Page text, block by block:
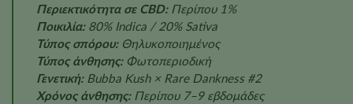
Περιεκτικότητα σε CBD:Περίπου 1%
Ποικιλία:80% Indica / 20% Sativa
Τύπος σπόρου:Θηλυκοποιημένος
Τύπος άνθησης:Φωτοπεριοδική
Γενετική:Bubba Kush × Rare Dankness #2
Χρόνος άνθησης:Περίπου 7–9 εβδομάδες